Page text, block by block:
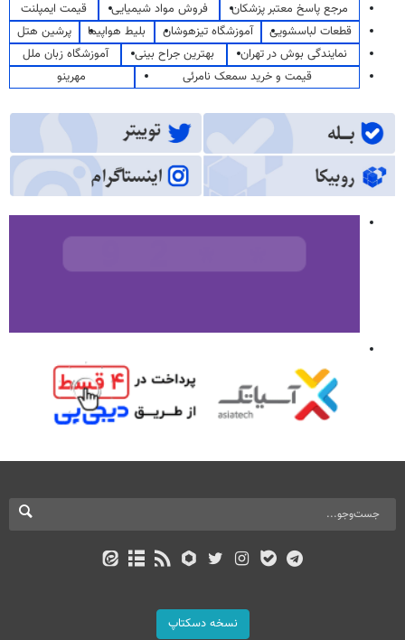
مرجع پاسخ معتبر پزشکان
فروش مواد شیمیایی
قیمت ایمپلنت
قطعات لباسشویی
آموزشگاه تیزهوشان بلیط هواپیما
پرشین هتل
نمایندگی بوش در تهران
بهترین جراح بینی
آموزشگاه زبان ملل
قیمت و خرید سمعک نامرئی
مهرینو
نسخه دسکتاپ